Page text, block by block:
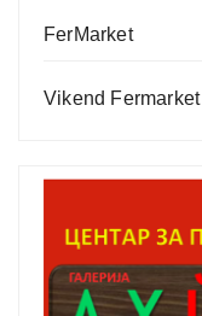
FerMarket
Vikend Fermarket